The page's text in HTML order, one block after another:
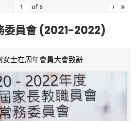
of 6 › »
委員會 (2021-2022)
女士在周年會員大會致辭